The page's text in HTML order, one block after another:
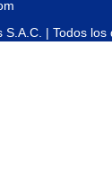
| Todos